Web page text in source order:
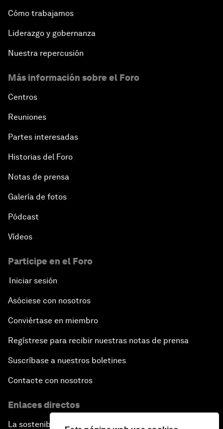
Cómo trabajamos
Liderazgo y gobernanza
Nuestra repercusión
Más información sobre el Foro
Centros
Reuniones
Partes interesadas
Historias del Foro
Notas de prensa
Galería de fotos
Pódcast
Vídeos
Participe en el Foro
Iniciar sesión
Asóciese con nosotros
Conviértase en miembro
Regístrese para recibir nuestras notas de prensa
Suscríbase a nuestros boletines
Contacte con nosotros
Enlaces directos
La sostenibilidad en el Foro